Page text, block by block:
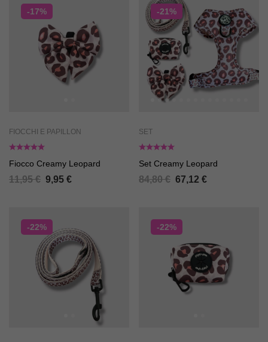
-17%
FIOCCHI E PAPILLON
Fiocco Creamy Leopard
11,95€ 9,95 €
-21%
SET
Set Creamy Leopard
84,80€ 67,12 €
-22% -22%